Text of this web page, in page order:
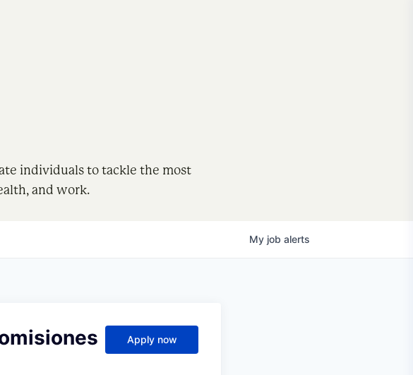
individuals to tackle the most
and work.
My job alerts
Apply now